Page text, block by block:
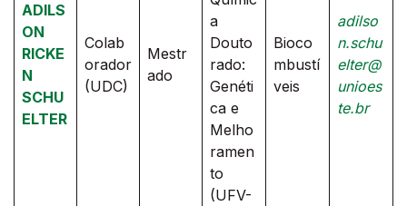
ADILS
ON
RICKE
N
SCHU
ELTER
Colab
orador
(UDC)
Mestr
ado
a
Douto
rado:
Genéti
ca e
Melho
ramen
to
(UFV-
Bioco
mbustí
veis
adilso
n.schu
elter@
unioes
te.br